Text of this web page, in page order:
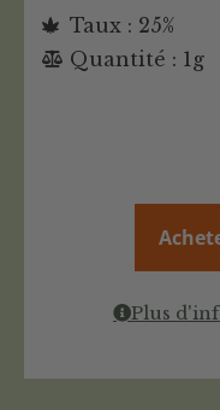
Taux : 25%
Quantité : 1g
Plus